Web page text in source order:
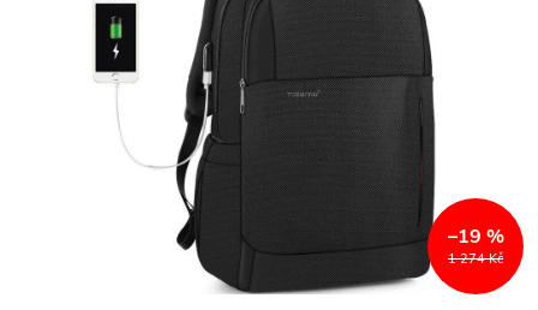
1 274 Kč
–19 %